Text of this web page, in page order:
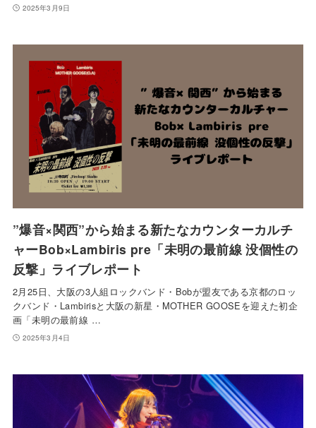
2025年3月9日
”爆音×関西”から始まる新たなカウンターカルチ
ャーBob×Lambiris pre「未明の最前線 没個性の
反撃」ライブレポート
2月25日、大阪の3人組ロックバンド・Bobが盟友である京都のロッ
クバンド・Lambirisと大阪の新星・MOTHER GOOSEを迎えた初企
画「未明の最前線 …
2025年3月4日